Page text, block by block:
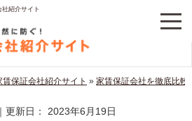
紹介サイト
保証会社紹介サイト » 家賃保証会社を徹底比較
更新日： 2023年6月19日